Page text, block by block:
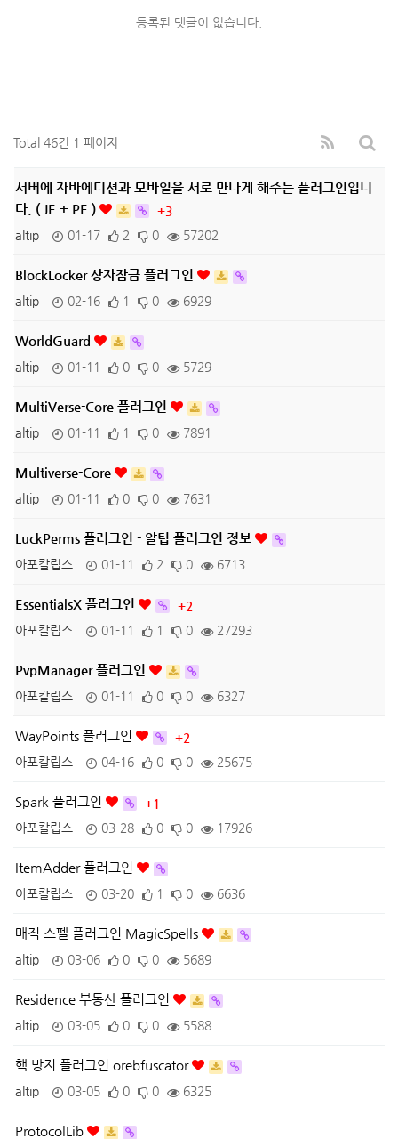
등록된 댓글이 없습니다.
Total 46건 1 페이지
서버에 자바에디션과 모바일을 서로 만나게 해주는 플러그인입니
다. ( JE + PE )
+3
altip
01-17 2 0 57202
BlockLocker 상자잠금 플러그인
altip 02-16 1 0 6929
WorldGuard
altip 01-11 0 0 5729
MultiVerse-Core 플러그인
altip 01-11 1 0 7891
Multiverse-Core
altip 01-11 0 0 7631
LuckPerms 플러그인 - 알팁 플러그인 정보
아포칼립스 01-11 2 0 6713
EssentialsX 플러그인
+2
아포칼립스
01-11 1 0 27293
PvpManager 플러그인
아포칼립스 01-11 0 0 6327
WayPoints 플러그인
+2
아포칼립스
04-16 0 0 25675
Spark 플러그인
+1
아포칼립스
03-28 0 0 17926
ItemAdder 플러그인
아포칼립스 03-20 1 0 6636
매직 스펠 플러그인 MagicSpells
altip 03-06 0 0 5689
Residence 부동산 플러그인
altip 03-05 0 0 5588
핵 방지 플러그인 orebfuscator
altip 03-05 0 0 6325
ProtocolLib